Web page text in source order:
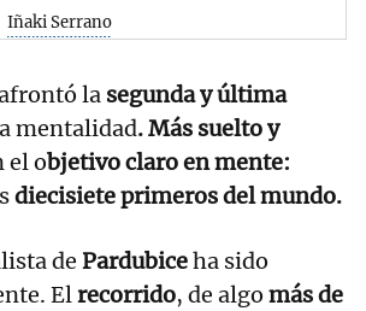
Iñaki Serrano
la segunda y última
mentalidad. Más suelto y
el objetivo claro en mente:
diecisiete primeros del mundo.
de Pardubiceha sido
Elrecorrido, de algo más de